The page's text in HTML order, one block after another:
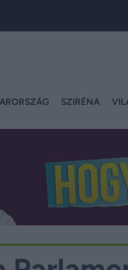
SZIRÉNA